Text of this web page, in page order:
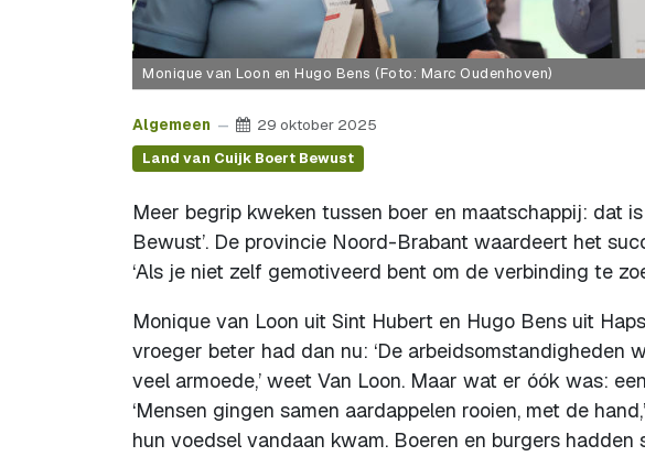
Monique van Loon en Hugo Bens (Foto: Marc Oudenhoven)
Algemeen 29 oktober 2025
Land van Cuijk Boert Bewust
Meer begrip kweken tussen boer en maatschappij: dat
Bewust’. De provincie Noord-Brabant waardeert het
‘Als je niet zelf gemotiveerd bent om de verbinding te
Monique van Loon uit Sint Hubert en Hugo Bens uit
vroeger beter had dan nu: ‘De arbeidsomstandigheden
veel armoede,’ weet Van Loon. Maar wat er óók was:
‘Mensen gingen samen aardappelen rooien, met de
hun voedsel vandaan kwam. Boeren en burgers hadden